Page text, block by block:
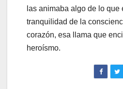
las animaba algo de lo que
tranquilidad de la
corazón, esa llama que
heroísmo.